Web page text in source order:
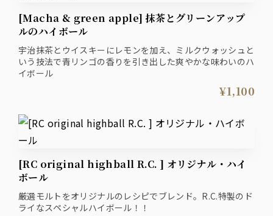
[Macha & green apple] 抹茶とグリーンアップ
ルのハイボール
宇治抹茶とウイスキーにレモンを加え、ミルクウォッシュと
いう技法で青リンゴの香りを引き出した爽やかな味わいのハ
イボール
¥1,100
[RC original highball R.C. ] オリジナル・ハイ
ボール
厳選モルトをオリジナルのレシピでブレンド。R.C.特製のド
ライなスペシャルハイボール！！